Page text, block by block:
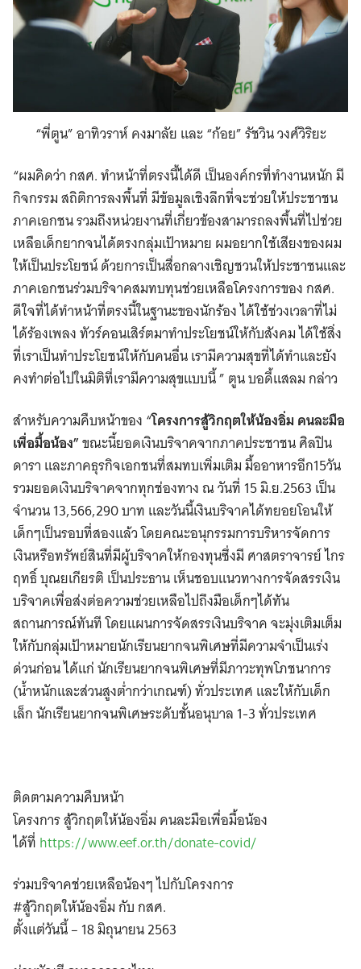
“พี่ตูน” อาทิวราห์ คงมาลัย และ “ก้อย” รัชวิน วงศ์วิริยะ
“ผมคิดว่า กสศ. ทำหน้าที่ตรงนี้ได้ดี เป็นองค์กรที่ทำงานหนัก มี
กิจกรรม สถิติการลงพื้นที่ มีข้อมูลเชิงลึกที่จะช่วยให้ประชาชน
ภาคเอกชน รวมถึงหน่วยงานที่เกี่ยวข้องสามารถลงพื้นที่ไปช่วย
เหลือเด็กยากจนได้ตรงกลุ่มเป้าหมาย ผมอยากใช้เสียงของผม
ให้เป็นประโยชน์ ด้วยการเป็นสื่อกลางเชิญชวนให้ประชาชนและ
ภาคเอกชนร่วมบริจาคสมทบทุนช่วยเหลือโครงการของ กสศ.
ดีใจที่ได้ทำหน้าที่ตรงนี้ในฐานะของนักร้อง ได้ใช้ช่วงเวลาที่ไม่
ได้ร้องเพลง ทัวร์คอนเสิร์ตมาทำประโยชน์ให้กับสังคม ได้ใช้สิ่ง
ที่เราเป็นทำประโยชน์ให้กับคนอื่น เรามีความสุขที่ได้ทำและยัง
คงทำต่อไปในมิติที่เรามีความสุขแบบนี้ ” ตูน บอดี้แสลม กล่าว
สำหรับความคืบหน้าของ “โครงการสู้วิกฤตให้น้องอิ่ม คนละมือ
เพื่อมื้อน้อง”ขณะนี้ยอดเงินบริจาคจากภาคประชาชน ศิลปิน
ดารา และภาคธุรกิจเอกชนที่สมทบเพิ่มเติม มื้ออาหารอีก15วัน
รวมยอดเงินบริจาคจากทุกช่องทาง ณ วันที่ 15 มิ.ย.2563 เป็น
จำนวน 13,566,290 บาท และวันนี้เงินบริจาคได้ทยอยโอนให้
เด็กๆเป็นรอบที่สองแล้ว โดยคณะอนุกรรมการบริหารจัดการ
เงินหรือทรัพย์สินที่มีผู้บริจาคให้กองทุนซึ่งมี ศาสตราจารย์ ไกร
ฤทธิ์ บุณยเกียรติ เป็นประธาน เห็นชอบแนวทางการจัดสรรเงิน
บริจาคเพื่อส่งต่อความช่วยเหลือไปถึงมือเด็กๆได้ทัน
สถานการณ์ทันที โดยแผนการจัดสรรเงินบริจาค จะมุ่งเติมเต็ม
ให้กับกลุ่มเป้าหมายนักเรียนยากจนพิเศษที่มีความจำเป็นเร่ง
ด่วนก่อน ได้แก่ นักเรียนยากจนพิเศษที่มีภาวะทุพโภชนาการ
(น้ำหนักและส่วนสูงต่ำกว่าเกณฑ์) ทั่วประเทศ และให้กับเด็ก
เล็ก นักเรียนยากจนพิเศษระดับชั้นอนุบาล 1-3 ทั่วประเทศ
ติดตามความคืบหน้า
โครงการ สู้วิกฤตให้น้องอิ่ม คนละมือเพื่อมื้อน้อง
ได้ที่ https://www.eef.or.th/donate-covid/
ร่วมบริจาคช่วยเหลือน้องๆ ไปกับโครงการ
#สู้วิกฤตให้น้องอิ่ม กับ กสศ.
ตั้งแต่วันนี้ – 18 มิถุนายน 2563